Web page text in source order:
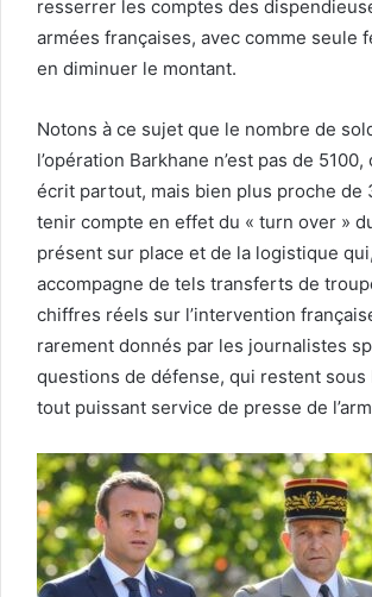
resserrer les comptes des
armées françaises, avec comme seule
en diminuer le montant.
Notons à ce sujet que le nombre de
l’opération Barkhane n’est pas de
écrit partout, mais bien plus proche de
tenir compte en effet du « turn over »
présent sur place et de la logistique
accompagne de tels transferts de
chiffres réels sur l’intervention
rarement donnés par les journalistes
questions de défense, qui restent sous
tout puissant service de presse de